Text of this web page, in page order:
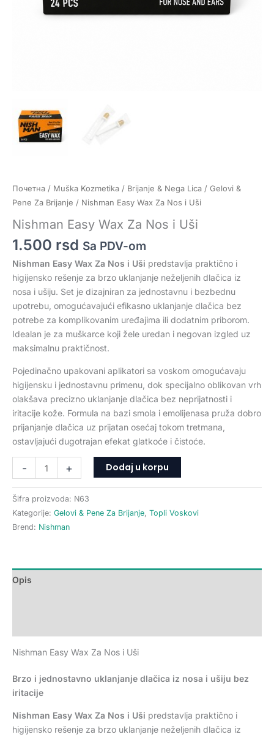
Почетна / Muška Kozmetika / Brijanje & Nega Lica / Gelovi &
Pene Za Brijanje / Nishman Easy Wax Za Nos i Uši
Nishman Easy Wax Za Nos i Uši
1.500 rsd Sa PDV-om
Nishman Easy Wax Za Nos i Uši predstavlja praktično i
higijensko rešenje za brzo uklanjanje neželjenih dlačica iz
nosa i ušiju. Set je dizajniran za jednostavnu i bezbednu
upotrebu, omogućavajući efikasno uklanjanje dlačica bez
potrebe za komplikovanim uređajima ili dodatnim priborom.
Idealan je za muškarce koji žele uredan i negovan izgled uz
maksimalnu praktičnost.
Pojedinačno upakovani aplikatori sa voskom omogućavaju
higijensku i jednostavnu primenu, dok specijalno oblikovan vrh
olakšava precizno uklanjanje dlačica bez neprijatnosti i
iritacije kože. Formula na bazi smola i emolijenasa pruža dobro
prijanjanje dlačica uz prijatan osećaj tokom tretmana,
ostavljajući dugotrajan efekat glatkoće i čistoće.
- + Dodaj u korpu
Šifra proizvoda: N63
Kategorije: Gelovi & Pene Za Brijanje, Topli Voskovi
Brend: Nishman
Opis
Nishman Easy Wax Za Nos i Uši
Brzo i jednostavno uklanjanje dlačica iz nosa i ušiju bez
iritacije
Nishman Easy Wax Za Nos i Uši predstavlja praktično i
higijensko rešenje za brzo uklanjanje neželjenih dlačica iz